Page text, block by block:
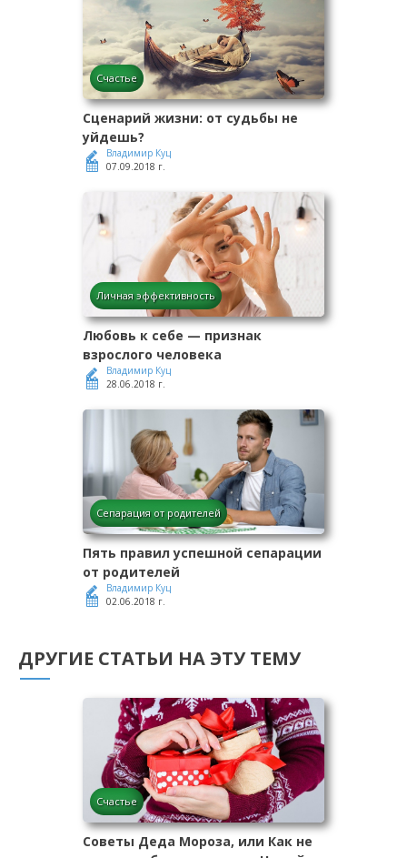
Счастье
Сценарий жизни: от судьбы не
уйдешь?
Владимир Куц
07.09.2018 г.
Личная эффективность
Любовь к себе — признак
взрослого человека
Владимир Куц
28.06.2018 г.
Сепарация от родителей
Пять правил успешной сепарации
от родителей
Владимир Куц
02.06.2018 г.
ДРУГИЕ СТАТЬИ НА ЭТУ ТЕМУ
Счастье
Советы Деда Мороза, или Как не